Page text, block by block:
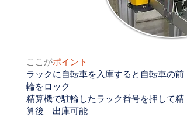
ここがポイント
ラックに自転車を入庫すると自転車の前
輪をロック
精算機で駐輪したラック番号を押して精
算後 出庫可能